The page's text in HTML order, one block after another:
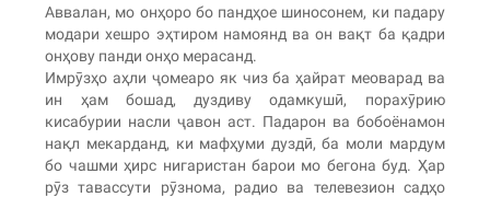
Аввалан, мо онҳоро бо пандҳое шиносонем, ки падару
модари хешро эҳтиром намоянд ва он вақт ба қадри
онҳову панди онҳо мерасанд.
Имрӯзҳо аҳли ҷомеаро як чиз ба ҳайрат меоварад ва
ин ҳам бошад, дуздиву одамкушӣ, порахӯрию
кисабурии насли ҷавон аст. Падарон ва бобоёнамон
нақл мекарданд, ки мафҳуми дуздӣ, ба моли мардум
бо чашми ҳирс нигаристан барои мо бегона буд. Ҳар
рӯз тавассути рӯзнома, радио ва телевезион садҳо